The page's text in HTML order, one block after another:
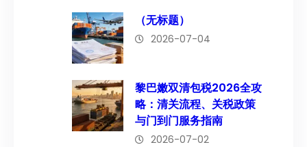
（无标题）
2026-07-04
黎巴嫩双清包税2026全攻
略：清关流程、关税政策
与门到门服务指南
2026-07-02